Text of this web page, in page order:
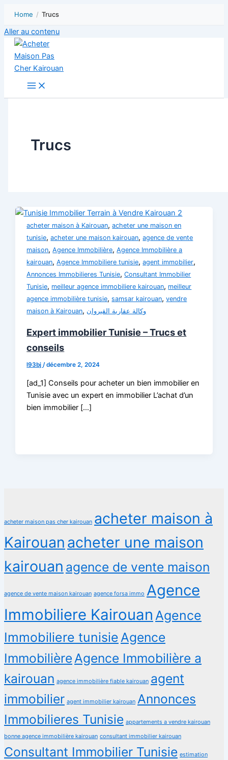
Home / Trucs
Aller au contenu
Trucs
acheter maison à Kairouan,acheter une maison en
tunisie,acheter une maison kairouan,agence de vente
maison,Agence Immobilière,Agence Immobilière a
kairouan,Agence Immobiliere tunisie,agent immobilier,
Annonces Immobilieres Tunisie,Consultant Immobilier
Tunisie, meilleur agence immobiliere kairouan, meilleur
agence immobilière tunisie,samsar kairouan,vendre
maison à Kairouan, وكالة عقارية القيروان
Expert immobilier Tunisie – Trucs et
conseils
l93bj/décembre 2, 2024
[ad_1] Conseils pour acheter un bien immobilier en
Tunisie avec un expert en immobilier L’achat d’un
bien immobilier […]
acheter maison pas cher kairouan acheter maison à
Kairouan acheter une maison
kairouan agence de vente maison
agence de vente maison kairouan agence forsa immo Agence
Immobiliere Kairouan Agence
Immobiliere tunisie Agence
Immobilière Agence Immobilière a
kairouan agence immobilière fiable kairouan agent
immobilier agent immobilier kairouan Annonces
Immobilieres Tunisie appartements a vendre kairouan
bonne agence immobilière kairouan consultant immobilier kairouan
Consultant Immobilier Tunisie estimation